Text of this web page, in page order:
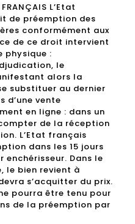
FRANÇAIS L’Etat
de préemption des
conformément aux
de ce droit intervient
physique :
le
alors la
substituer au dernier
d’une vente
en ligne : dans un
de la réception
L’Etat français
dans les 15 jours
enchérisseur. Dans le
le bien revient à
s’acquitter du prix.
ne pourra être tenu pour
de la préemption par